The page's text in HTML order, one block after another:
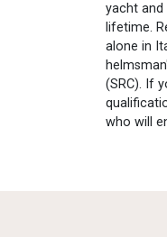
yacht
lifetime.
alone in
(SRC). If
who will